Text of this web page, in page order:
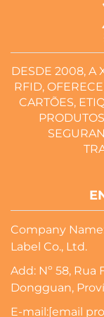
DESDE 2008, A
RFID,
CARTÕES,
Company
Label Co., Ltd.
Add: Nº 58, Rua
Dongguan,
E-mail:[email